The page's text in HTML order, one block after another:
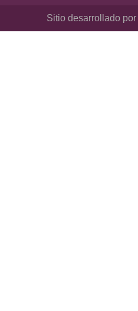
Sitio desarrollado por